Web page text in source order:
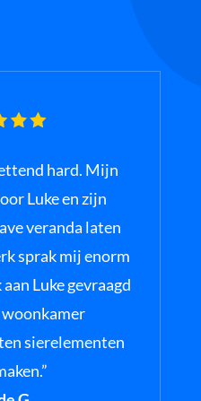
hard. Mijn
Luke en zijn
veranda laten
sprak mij enorm
Luke gevraagd
sierelementen